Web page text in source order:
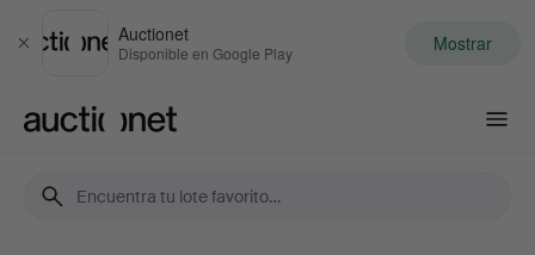
Cerrar
Auctionet
Disponible en Google Play Mostrar